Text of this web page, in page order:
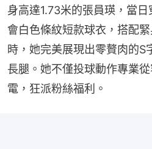
身高達1.73米的張員瑛，當
會白色條紋短款球衣，搭配
時，她完美展現出零贅肉的S
長腿。她不僅投球動作專業
電，狂派粉絲福利。